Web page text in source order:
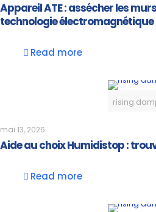
Appareil ATE : assécher les
technologie électromagnétique
Read more
rising
mai 13, 2026
Aide au choix Humidistop :
Read more